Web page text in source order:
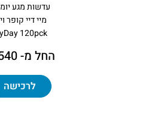
עדשות מגע
מיי דיי קופר
120pck
החל מ- 540 ₪
לרכישה